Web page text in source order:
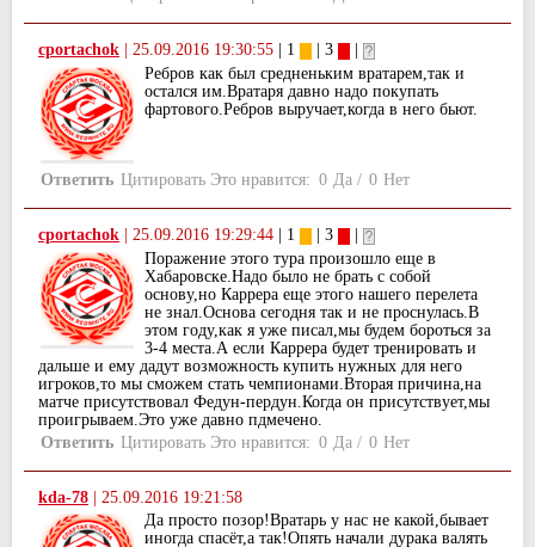
cportachok 25.09.2016 19:30:55 | 1 | 3
Ребров как был средненьким вратарем,так и
остался им.Вратаря давно надо покупать
фартового.Ребров выручает,когда в него бьют.
Ответить Цитировать Это нравится: 0 Да / 0 Нет
cportachok 25.09.2016 19:29:44 | 1 | 3
Поражение этого тура произошло еще в
Хабаровске.Надо было не брать с собой
основу,но Каррера еще этого нашего перелета
не знал.Основа сегодня так и не проснулась.В
этом году,как я уже писал,мы будем бороться за
3-4 места.А если Каррера будет тренировать и
дальше и ему дадут возможность купить нужных для него
игроков,то мы сможем стать чемпионами.Вторая причина,на
матче присутствовал Федун-пердун.Когда он присутствует,мы
проигрываем.Это уже давно пдмечено.
Ответить Цитировать Это нравится: 0 Да / 0 Нет
kda-78
25.09.2016 19:21:58
Да просто позор!Вратарь у нас не какой,бывает
иногда спасёт,а так!Опять начали дурака валять